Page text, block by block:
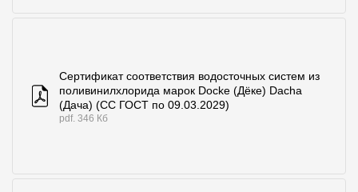
Сертификат соответствия водосточных систем из
поливинилхлорида марок Docke (Дёке) Dacha
(Дача) (СС ГОСТ по 09.03.2029)
pdf. 346 Кб